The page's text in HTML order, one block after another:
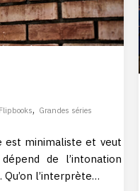
Flipbooks, Grandes séries
est minimaliste et veut
de l’intonation
l’interprète…